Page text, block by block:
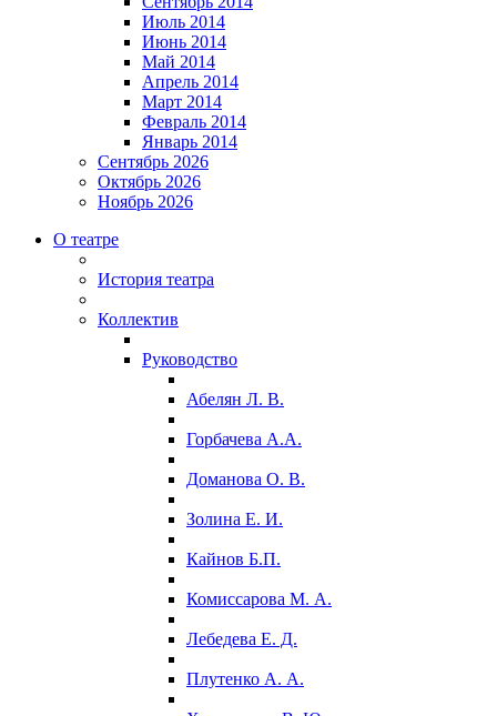
Июль 2014
Июнь 2014
Май 2014
Апрель 2014
Март 2014
Февраль 2014
Январь 2014
Сентябрь 2026
Октябрь 2026
Ноябрь 2026
О театре
История театра
Коллектив
Руководство
Абелян Л. В.
Горбачева А.А.
Доманова О. В.
Золина Е. И.
Кайнов Б.П.
Комиссарова М. А.
Лебедева Е. Д.
Плутенко А. А.